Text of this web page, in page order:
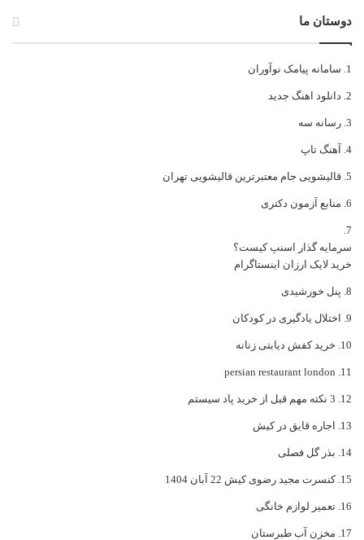
دوستان ما
سامانه پیامک نوآوران
دانلود اهنگ جدید
رسانه سه
آهنگ تاپ
قالیشویی جام معتبرترین قالیشویی تهران
منابع آزمون دکتری
سرمایه گذار اسنپ کیست؟
خرید لایک ارزان اینستاگرام
پنل خورشیدی
اختلال یادگیری در کودکان
خرید کفش دیابتی زنانه
persian restaurant london
3 نکته مهم قبل از خرید پاد سیستم
اجاره قایق در کیش
بذر گل فصلی
کنسرت مجید رضوی کیش 22 آبان 1404
تعمیر لوازم خانگی
مخزن آب طبرستان